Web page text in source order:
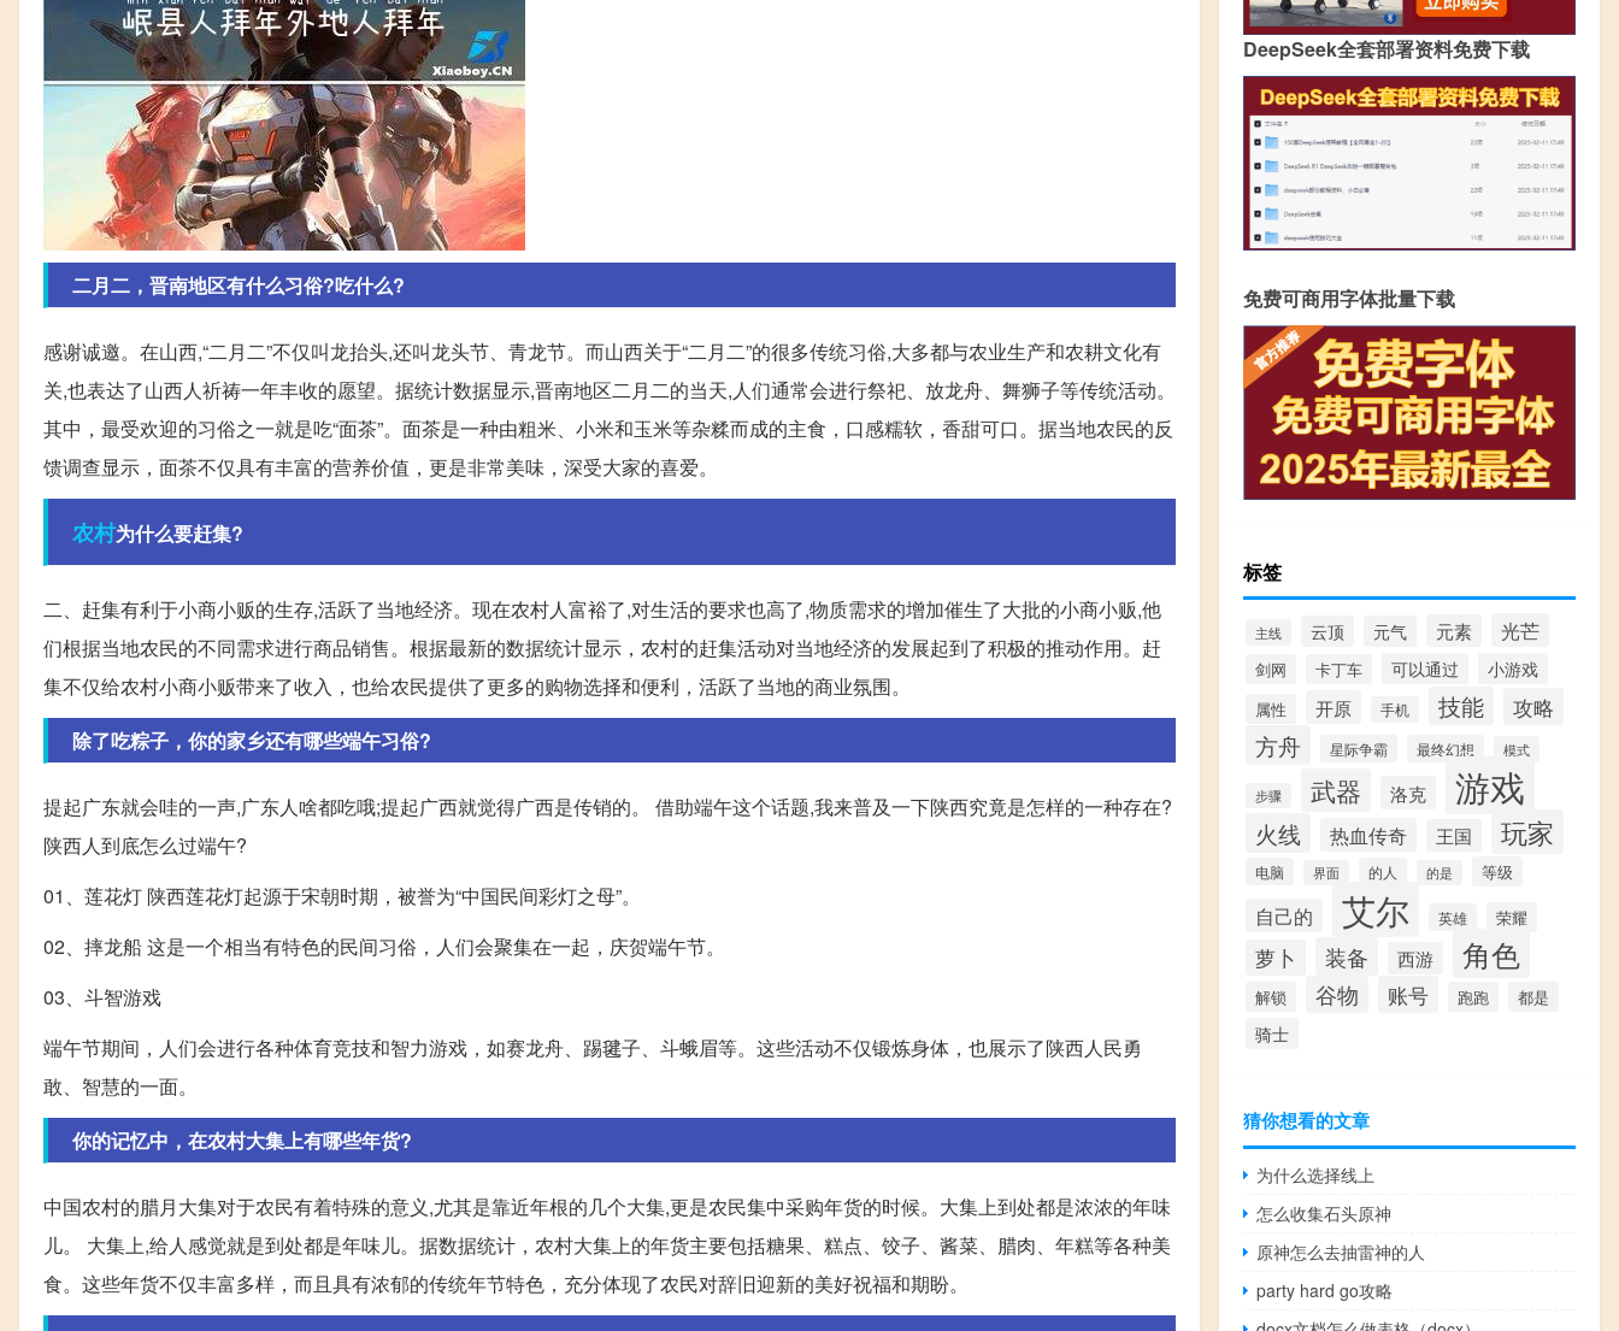
二月二，晋南地区有什么习俗?吃什么?
感谢诚邀。在山西,“二月二”不仅叫龙抬头,还叫龙头节、青龙节。而山西关于“二月二”的很多传统习俗,大多都与农业生产和农耕文化有
关,也表达了山西人祈祷一年丰收的愿望。据统计数据显示,晋南地区二月二的当天,人们通常会进行祭祀、放龙舟、舞狮子等传统活动。
其中，最受欢迎的习俗之一就是吃“面茶”。面茶是一种由粗米、小米和玉米等杂糅而成的主食，口感糯软，香甜可口。据当地农民的反
馈调查显示，面茶不仅具有丰富的营养价值，更是非常美味，深受大家的喜爱。
农村为什么要赶集?
二、赶集有利于小商小贩的生存,活跃了当地经济。现在农村人富裕了,对生活的要求也高了,物质需求的增加催生了大批的小商小贩,他
们根据当地农民的不同需求进行商品销售。根据最新的数据统计显示，农村的赶集活动对当地经济的发展起到了积极的推动作用。赶
集不仅给农村小商小贩带来了收入，也给农民提供了更多的购物选择和便利，活跃了当地的商业氛围。
除了吃粽子，你的家乡还有哪些端午习俗?
提起广东就会哇的一声,广东人啥都吃哦;提起广西就觉得广西是传销的。 借助端午这个话题,我来普及一下陕西究竟是怎样的一种存在?
陕西人到底怎么过端午?
01、莲花灯 陕西莲花灯起源于宋朝时期，被誉为“中国民间彩灯之母”。
02、摔龙船 这是一个相当有特色的民间习俗，人们会聚集在一起，庆贺端午节。
03、斗智游戏
端午节期间，人们会进行各种体育竞技和智力游戏，如赛龙舟、踢毽子、斗蛾眉等。这些活动不仅锻炼身体，也展示了陕西人民勇
敢、智慧的一面。
你的记忆中，在农村大集上有哪些年货?
中国农村的腊月大集对于农民有着特殊的意义,尤其是靠近年根的几个大集,更是农民集中采购年货的时候。大集上到处都是浓浓的年味
儿。 大集上,给人感觉就是到处都是年味儿。据数据统计，农村大集上的年货主要包括糖果、糕点、饺子、酱菜、腊肉、年糕等各种美
食。这些年货不仅丰富多样，而且具有浓郁的传统年节特色，充分体现了农民对辞旧迎新的美好祝福和期盼。
DeepSeek全套部署资料免费下载
免费可商用字体批量下载
标签
主线 云顶 元气 元素 光芒
剑网 卡丁车 可以通过 小游戏
属性 开原 手机 技能 攻略
方舟 星际争霸 最终幻想 模式
步骤 武器 洛克 游戏
火线 热血传奇 王国 玩家
电脑 界面 的人 的是 等级
自己的 艾尔 英雄 荣耀
萝卜 装备 西游 角色
解锁 谷物 账号 跑跑 都是
骑士
猜你想看的文章
为什么选择线上
怎么收集石头原神
原神怎么去抽雷神的人
party hard go攻略